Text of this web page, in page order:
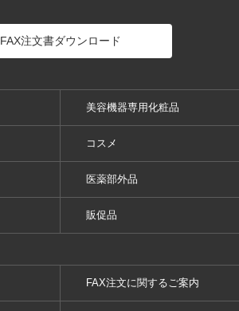
美容機器専用化粧品
コスメ
医薬部外品
販促品
FAX注文に関するご案内
FAX注文書ダウンロード